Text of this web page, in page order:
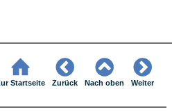
Startseite Zurück Nach oben Weiter